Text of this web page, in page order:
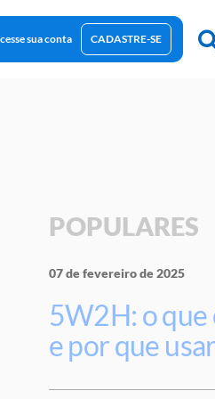
sua conta CADASTRE-SE
POPULARES
07 de fevereiro de 2025
5W2H: o que
e por que